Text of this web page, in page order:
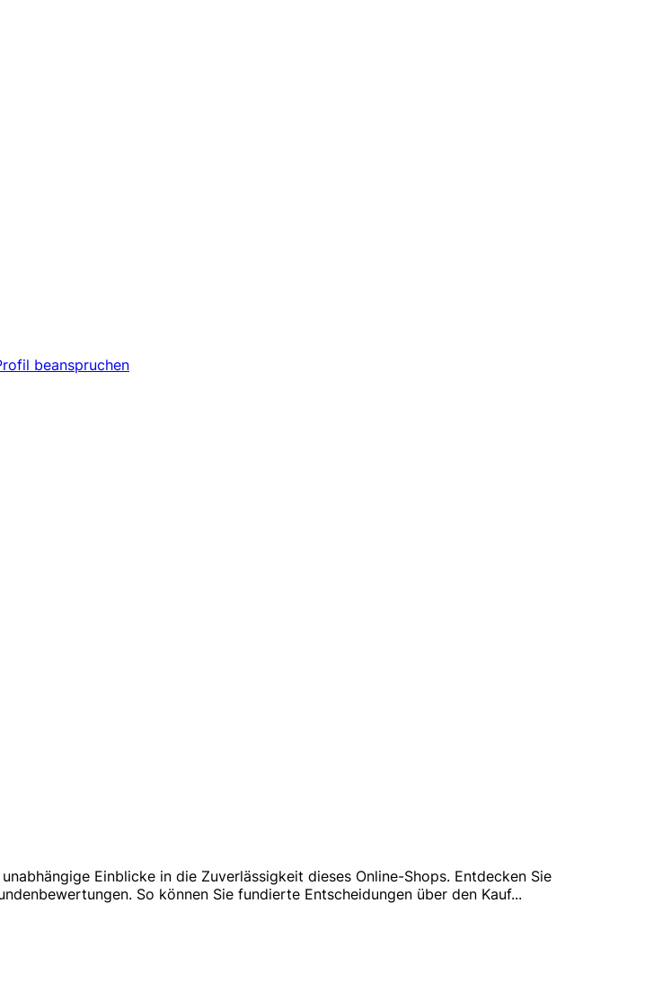
beanspruchen
Einblicke in die Zuverlässigkeit dieses Online-Shops. Entdecken Sie
So können Sie fundierte Entscheidungen über den Kauf...